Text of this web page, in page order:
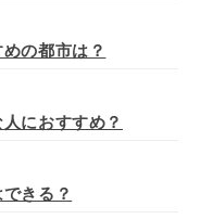
の都市は？
におすすめ？
きる？